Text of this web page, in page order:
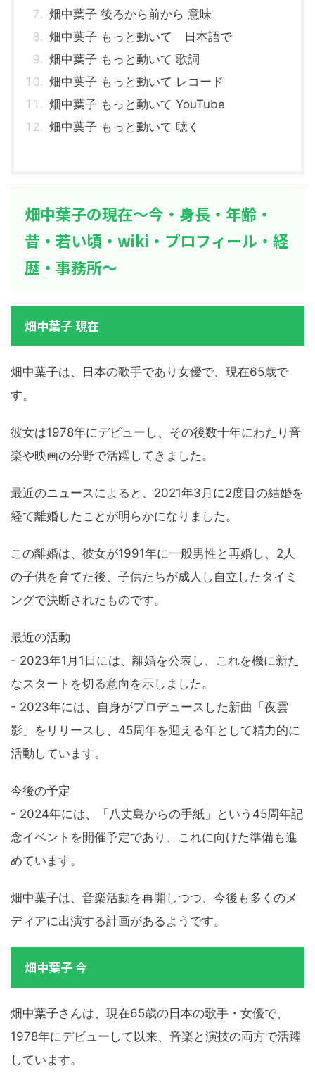
畑中葉子 後ろから前から 意味
畑中葉子 もっと動いて 日本語で
畑中葉子 もっと動いて 歌詞
畑中葉子 もっと動いて レコード
畑中葉子 もっと動いて YouTube
畑中葉子 もっと動いて 聴く
畑中葉子の現在～今・身長・年齢・
昔・若い頃・wiki・プロフィール・経
歴・事務所～
畑中葉子 現在
畑中葉子は、日本の歌手であり女優で、現在65歳で
す。
彼女は1978年にデビューし、その後数十年にわたり音
楽や映画の分野で活躍してきました。
最近のニュースによると、2021年3月に2度目の結婚を
経て離婚したことが明らかになりました。
この離婚は、彼女が1991年に一般男性と再婚し、2人
の子供を育てた後、子供たちが成人し自立したタイミ
ングで決断されたものです。
最近の活動
- 2023年1月1日には、離婚を公表し、これを機に新た
なスタートを切る意向を示しました。
- 2023年には、自身がプロデュースした新曲「夜雲
影」をリリースし、45周年を迎える年として精力的に
活動しています。
今後の予定
- 2024年には、「八丈島からの手紙」という45周年記
念イベントを開催予定であり、これに向けた準備も進
めています。
畑中葉子は、音楽活動を再開しつつ、今後も多くのメ
ディアに出演する計画があるようです。
畑中葉子 今
畑中葉子さんは、現在65歳の日本の歌手・女優で、
1978年にデビューして以来、音楽と演技の両方で活躍
しています。